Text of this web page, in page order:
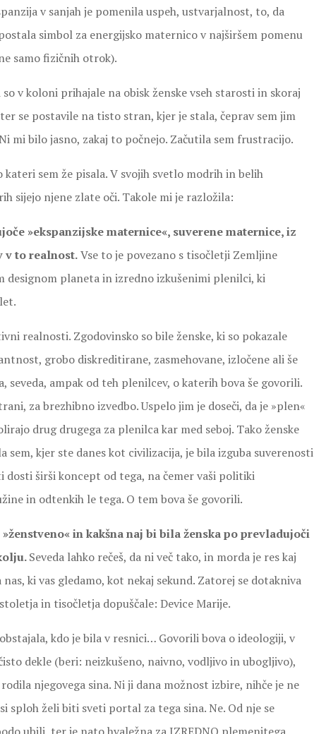
v sanjah je pomenila uspeh, ustvarjalnost, to, da
simbol za energijsko maternico v najširšem pomenu
samo fizičnih otrok).
v koloni prihajale na obisk ženske vseh starosti in skoraj
se postavile na tisto stran, kjer je stala, čeprav sem jim
mi bilo jasno, zakaj to počnejo. Začutila sem frustracijo.
sem že pisala. V svojih svetlo modrih in belih
sijejo njene zlate oči. Takole mi je razložila:
»ekspanzijske maternice«, suverene maternice, iz
v to realnost.Vse to je povezano s tisočletji Zemljine
planeta in izredno izkušenimi plenilci, ki
realnosti. Zgodovinsko so bile ženske, ki so pokazale
grobo diskreditirane, zasmehovane, izločene ali še
seveda, ampak od teh plenilcev, o katerih bova še govorili.
za brezhibno izvedbo. Uspelo jim je doseči, da je »plen«
drug drugega za plenilca kar med seboj. Tako ženske
sem, kjer ste danes kot civilizacija, je bila izguba suverenosti
širši koncept od tega, na čemer vaši politiki
in odtenkih le tega. O tem bova še govorili.
in kakšna naj bi bila ženska po prevladujoči
Seveda lahko rečeš, da ni več tako, in morda je res kaj
ki vas gledamo, kot nekaj sekund. Zatorej se dotakniva
in tisočletja dopuščale: Device Marije.
kdo je bila v resnici… Govorili bova o ideologiji, v
dekle (beri: neizkušeno, naivno, vodljivo in ubogljivo),
njegovega sina. Ni ji dana možnost izbire, nihče je ne
sploh želi biti sveti portal za tega sina. Ne. Od nje se